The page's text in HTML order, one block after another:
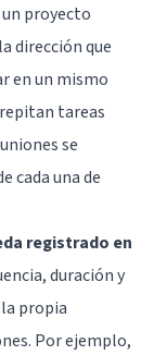
proyecto
dirección que
en un mismo
tareas
se
cada una de
registrado en
duración y
propia
Por ejemplo,